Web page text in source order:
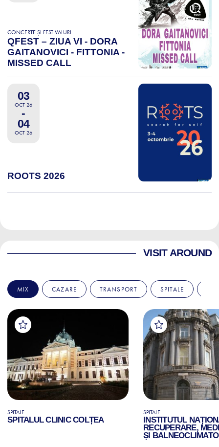
CONCERTE ȘI FESTIVALURI
QFEST – ZIUA VI - DORA
GAITANOVICI - FITTONIA -
MISSED CALL
03
OCT 26
-
04
OCT 26
ROOTS 2026
VISIT AROUND
MIX CAZARE TRANSPORT SPITALE
SPITALE
SPITALUL CLINIC COLȚEA
SPITALE
INSTITUTUL
RECUPERARE,
ȘI